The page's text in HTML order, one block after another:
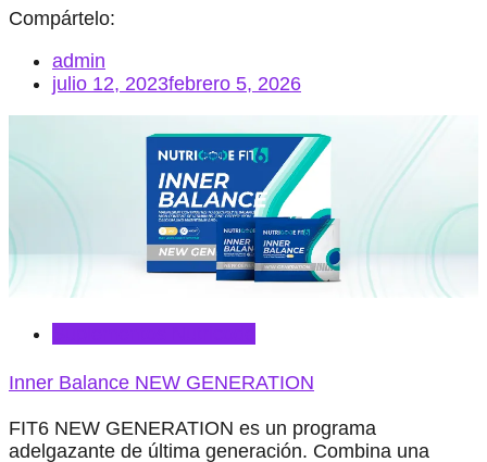
Compártelo:
admin
julio 12, 2023febrero 5, 2026
Inner Balance NEW GENERATION
FIT6 NEW GENERATION es un programa
adelgazante de última generación. Combina una